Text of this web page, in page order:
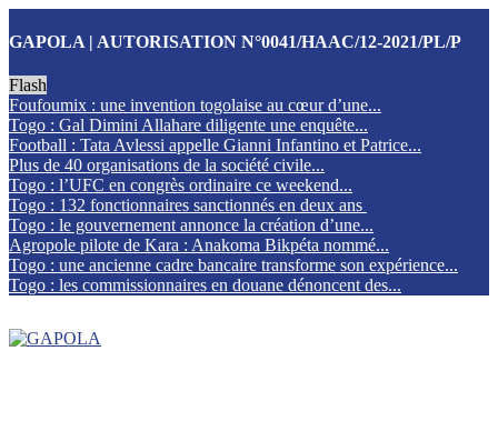
GAPOLA | AUTORISATION N°0041/HAAC/12-2021/PL/P
Flash
Foufoumix : une invention togolaise au cœur d’une...
Togo : Gal Dimini Allahare diligente une enquête...
Football : Tata Avlessi appelle Gianni Infantino et Patrice...
Plus de 40 organisations de la société civile...
Togo : l’UFC en congrès ordinaire ce weekend...
Togo : 132 fonctionnaires sanctionnés en deux ans
Togo : le gouvernement annonce la création d’une...
Agropole pilote de Kara : Anakoma Bikpéta nommé...
Togo : une ancienne cadre bancaire transforme son expérience...
Togo : les commissionnaires en douane dénoncent des...